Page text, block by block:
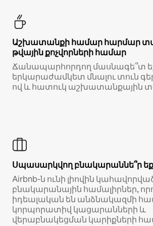
Աշխատանքի համար հարմար
թվային քոչվորների համար
Ճանապարհորդող մասնագե՞տ
երկարաժամկետ մնալու տուն
ով և հատուկ աշխատանքային
Սպասարկվող բնակարաննե՞ր
Airbnb-ն ունի լիովին
բնակարանային համալիրներ,
իդեալական են անձնակազմի
կորպորատիվ կացարանների և
վերաբնակեցման կարիքների